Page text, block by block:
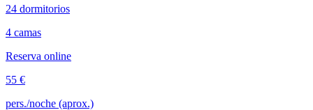
24 dormitorios
4 camas
Reserva online
55 €
pers./noche (aprox.)